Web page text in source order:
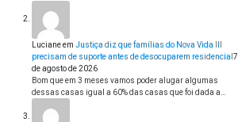
Lucianeem Justiça diz que famílias do Nova Vida III
precisam de suporte antes de desocuparem residencial 7
de agosto de 2026
Bom que em 3 meses vamos poder alugar algumas
dessas casas igual a 60% das casas que foi dada a…